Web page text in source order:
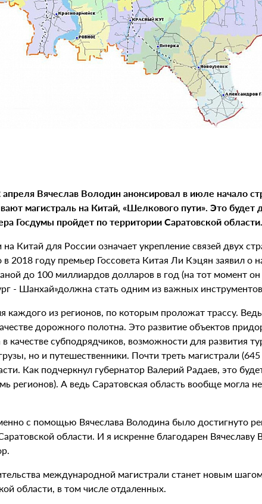
Вячеслав Володин анонсировал в июле начало
магистраль на Китай, «Шелкового пути». Это будет
Госдумы пройдет по территории Саратовской области.
Китай для России означает укрепление связей двух
2018 году премьер Госсовета Китая Ли Кэцян заявил о
до 100 миллиардов долларов в год (на тот момент
- Шанхай»должна стать одним из важных
каждого из регионов, по которым проложат трассу.
дорожного полотна. Это развитие объектов
качестве субподрядчиков, возможности для развития
но и путешественники. Почти треть магистрали
Как подчеркнул губернатор Валерий Радаев, это
регионов). А ведь Саратовская область вообще могла
с помощью Вячеслава Володина было достигнуто
области. И я искренне благодарен
международной магистрали станет новым шагом
области, в том числе отдаленных.